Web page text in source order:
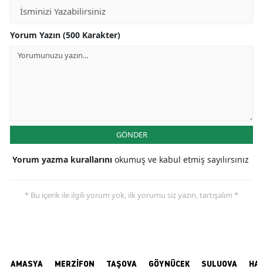
Yorum Yazın (500 Karakter)
GÖNDER
Yorum yazma kurallarını okumuş ve kabul etmiş sayılırsınız
* Bu içerik ile ilgili yorum yok, ilk yorumu siz yazın, tartışalım *
AMASYA MERZİFON TAŞOVA GÖYNÜCEK SULUOVA